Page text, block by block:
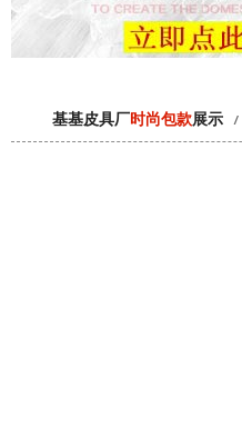
基基皮具厂时尚包款展示 /